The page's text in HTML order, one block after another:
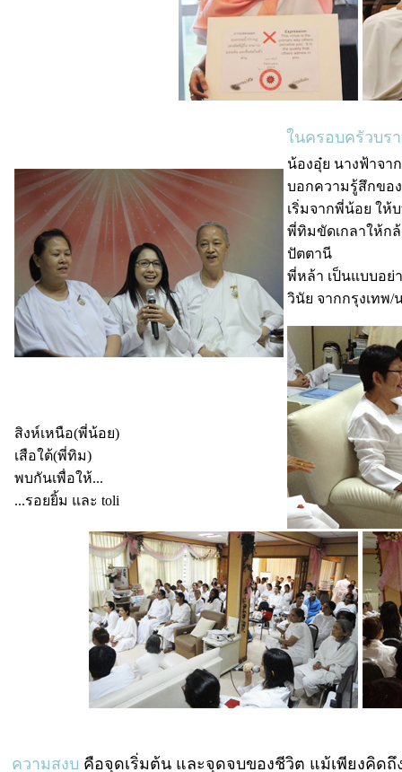
ในครอบครัวบร
สิงห์เหนือ(พี่น้อย)
เสือใต้(พี่ทิม)
พบกันเพื่อให้...
...รอยยิ้ม และ toli
น้องอุ๋ย นางฟ้าจา
บอกความรู้สึกขอ
เริ่มจากพี่น้อย ให้
พี่ทิมขัดเกลาให้ก
ปัตตานี
พี่หล้า เป็นแบบอย่
วินัย จากกรุงเทพ/
ความสงบ คือจุดเริ่มต้น และจุดจบของชีวิต แม้เพียงคิดถึ